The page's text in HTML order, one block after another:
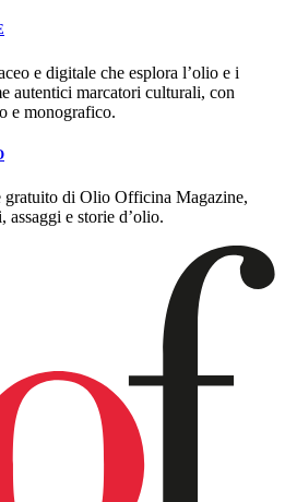
e digitale che esplora l’olio e i
autentici marcatori culturali, con
e monografico.
gratuito di Olio Officina Magazine,
assaggi e storie d’olio.